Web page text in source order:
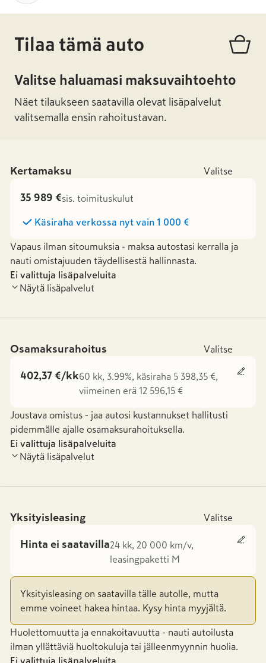
Tilaa tämä auto
Valitse haluamasi maksuvaihtoehto
Näet tilaukseen saatavilla olevat lisäpalvelut
valitsemalla ensin rahoitustavan.
Kertamaksu Valitse
35 989 €sis. toimituskulut
Käsiraha verkossa nyt vain 1 000 €
Vapaus ilman sitoumuksia - maksa autostasi kerralla ja
nauti omistajuuden täydellisestä hallinnasta.
Ei valittuja lisäpalveluita
Näytä lisäpalvelut
Osamaksurahoitus Valitse
402,37 €/kk60 kk, 3.99%, käsiraha 5 398,35 €,
viimeinen erä 12 596,15 €
Joustava omistus - jaa autosi kustannukset hallitusti
pidemmälle ajalle osamaksurahoituksella.
Ei valittuja lisäpalveluita
Näytä lisäpalvelut
Yksityisleasing Valitse
Hinta ei saatavilla24 kk, 20 000 km/v,
leasingpaketti M
Yksityisleasing on saatavilla tälle autolle, mutta
emme voineet hakea hintaa. Kysy hinta myyjältä.
Huolettomuutta ja ennakoitavuutta - nauti autoilusta
ilman yllättäviä huoltokuluja tai jälleenmyynnin huolia.
Ei valittuja lisäpalveluita